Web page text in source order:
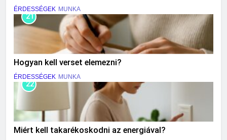
ÉRDESSÉGEK MUNKA
21
Hogyan kell verset elemezni?
ÉRDESSÉGEK MUNKA
22
Miért kell takarékoskodni az energiával?